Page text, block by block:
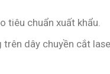
tiêu chuẩn xuất khẩu.
dây chuyền cắt